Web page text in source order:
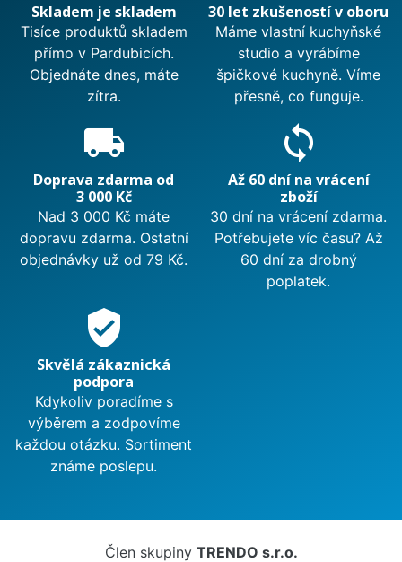
Skladem je skladem
Tisíce produktů skladem
přímo v Pardubicích.
Objednáte dnes, máte
zítra.
30 let zkušeností v oboru
Máme vlastní kuchyňské
studio a vyrábíme
špičkové kuchyně. Víme
přesně, co funguje.
local_shipping
Doprava zdarma od
3 000 Kč
Nad 3 000 Kč máte
dopravu zdarma. Ostatní
objednávky už od 79 Kč.
sync
Až 60 dní na vrácení
zboží
30 dní na vrácení zdarma.
Potřebujete víc času? Až
60 dní za drobný
poplatek.
verified_user
Skvělá zákaznická
podpora
Kdykoliv poradíme s
výběrem a zodpovíme
každou otázku. Sortiment
známe poslepu.
Člen skupiny TRENDO s.r.o.